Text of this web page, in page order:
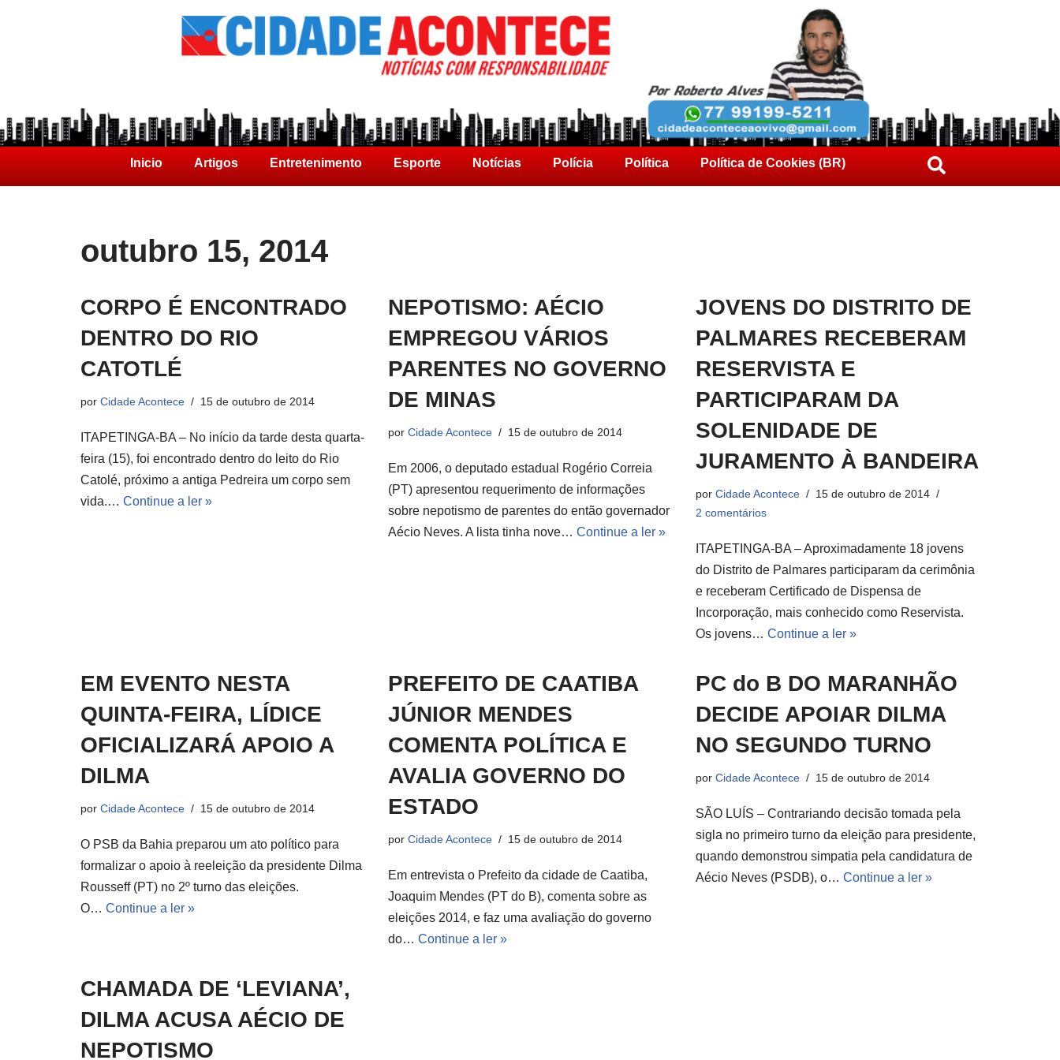
Inicio Artigos Entretenimento Esporte Notícias Polícia Política Política de Cookies (BR)
outubro 15, 2014
CORPO É ENCONTRADO
DENTRO DO RIO
CATOTLÉ
por Cidade Acontece 15 de outubro de 2014
ITAPETINGA-BA – No início da tarde desta quarta-
feira (15), foi encontrado dentro do leito do Rio
Catolé, próximo a antiga Pedreira um corpo sem
vida.… Continue a ler »
NEPOTISMO: AÉCIO
EMPREGOU VÁRIOS
PARENTES NO GOVERNO
DE MINAS
por Cidade Acontece 15 de outubro de 2014
Em 2006, o deputado estadual Rogério Correia
(PT) apresentou requerimento de informações
sobre nepotismo de parentes do então governador
Aécio Neves. A lista tinha nove… Continue a ler »
JOVENS DO DISTRITO DE
PALMARES RECEBERAM
RESERVISTA E
PARTICIPARAM DA
SOLENIDADE DE
JURAMENTO À BANDEIRA
por Cidade Acontece
15 de outubro de 2014
2 comentários
ITAPETINGA-BA – Aproximadamente 18 jovens
do Distrito de Palmares participaram da cerimônia
e receberam Certificado de Dispensa de
Incorporação, mais conhecido como Reservista.
Os jovens… Continue a ler »
EM EVENTO NESTA
QUINTA-FEIRA, LÍDICE
OFICIALIZARÁ APOIO A
DILMA
por Cidade Acontece 15 de outubro de 2014
O PSB da Bahia preparou um ato político para
formalizar o apoio à reeleição da presidente Dilma
Rousseff (PT) no 2º turno das eleições.
O… Continue a ler »
PREFEITO DE CAATIBA
JÚNIOR MENDES
COMENTA POLÍTICA E
AVALIA GOVERNO DO
ESTADO
por Cidade Acontece 15 de outubro de 2014
Em entrevista o Prefeito da cidade de Caatiba,
Joaquim Mendes (PT do B), comenta sobre as
eleições 2014, e faz uma avaliação do governo
do… Continue a ler »
PC do B DO MARANHÃO
DECIDE APOIAR DILMA
NO SEGUNDO TURNO
por Cidade Acontece 15 de outubro de 2014
SÃO LUÍS – Contrariando decisão tomada pela
sigla no primeiro turno da eleição para presidente,
quando demonstrou simpatia pela candidatura de
Aécio Neves (PSDB), o… Continue a ler »
CHAMADA DE ‘LEVIANA’,
DILMA ACUSA AÉCIO DE
NEPOTISMO